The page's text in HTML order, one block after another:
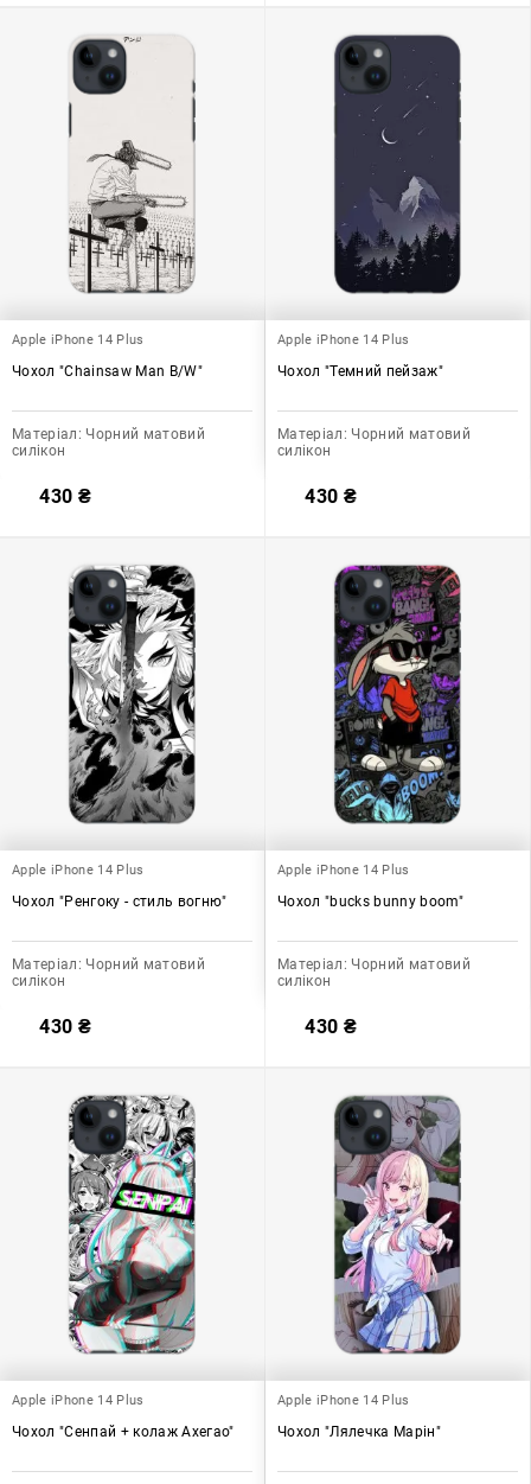
Apple iPhone 14 Plus
Чохол "Chainsaw Man B/W"
Матеріал: Чорний матовий
силікон
430 ₴
Apple iPhone 14 Plus
Чохол "Темний пейзаж"
Матеріал: Чорний матовий
силікон
430 ₴
Apple iPhone 14 Plus
Чохол "Ренгоку - стиль вогню"
Матеріал: Чорний матовий
силікон
430 ₴
Apple iPhone 14 Plus
Чохол "bucks bunny boom"
Матеріал: Чорний матовий
силікон
430 ₴
Apple iPhone 14 Plus
Чохол "Сенпай + колаж Ахегао"
Apple iPhone 14 Plus
Чохол "Лялечка Марін"